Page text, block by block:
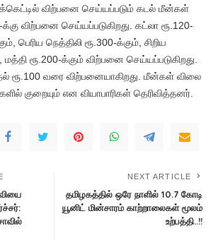
விற்பனை செய்யப்படும் கடல் மீன்கள்
விற்பனை செய்யப்படுகிறது. கட்லா ரூ.120-
பெரிய நெத்திலி ரூ.300-க்கும், சிறிய
மத்தி ரூ.200-க்கும் விற்பனை செய்யப்படுகிறது.
ரூ.100 வரை விற்பனையாகிறது. மீன்கள் விலை
குறையும் என வியாபாரிகள் தெரிவித்தனர்.
NEXT ARTICLE
தமிழகத்தில் ஒரே நாளில் 10.7 கோடி
யூனிட் மின்சாரம் காற்றாலைகள் மூலம்
உற்பத்தி..!!